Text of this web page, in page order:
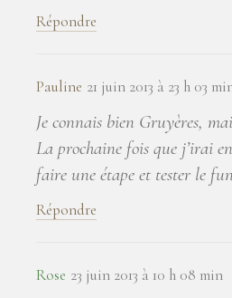
Répondre
Pauline 21 juin 2013 à 23 h 03
Je connais bien Gruyères,
La prochaine fois que j’irai en
faire une étape et tester le
Répondre
Rose 23 juin 2013 à 10 h 08 min